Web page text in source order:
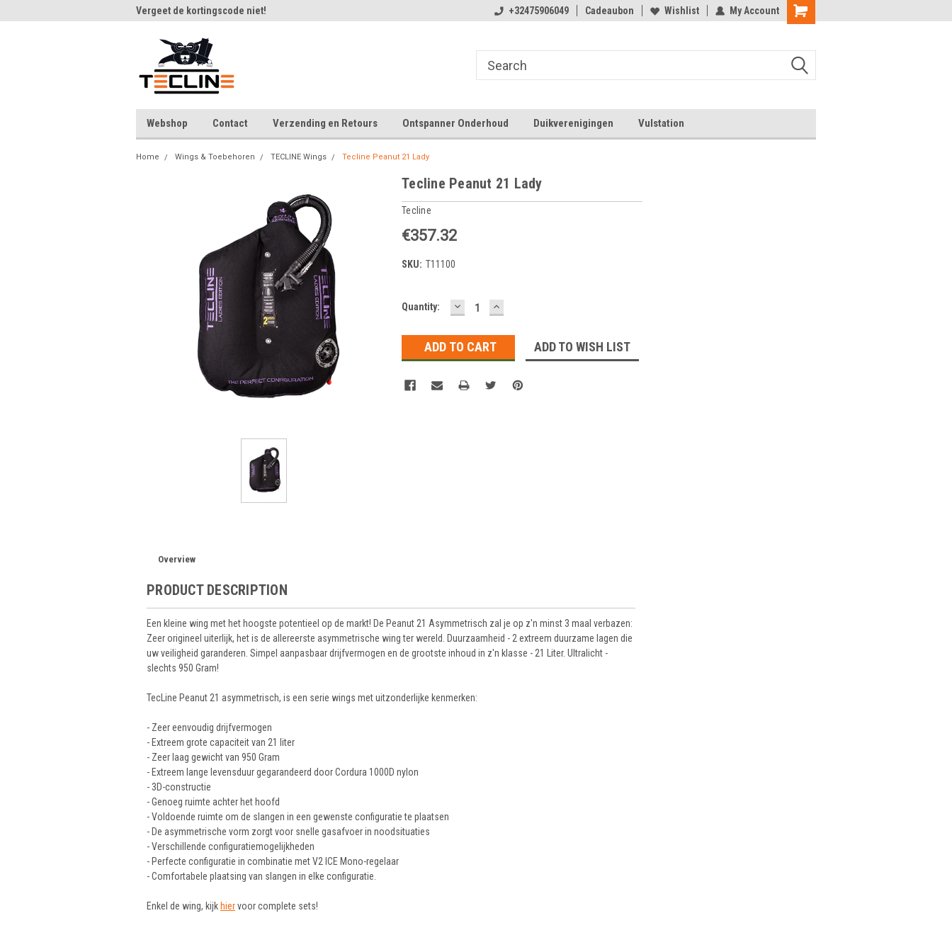
Vergeet de kortingscode niet! Welkom bij Tecline.be Vergeet de kortingscode niet! Veel winkelplezier
+32475906049 Cadeaubon Wishlist My Account
Webshop Contact Verzending en Retours Ontspanner Onderhoud Duikverenigingen Vulstation
Home Wings & Toebehoren TECLINE Wings Tecline Peanut 21 Lady
Tecline Peanut 21 Lady
Tecline
€357.32
SKU: T11100
Current
Quantity: DECREASE
QUANTITY:
INCREASE
QUANTITY:
ADD TO WISH LIST
Overview
PRODUCT DESCRIPTION
Een kleine wing met het hoogste potentieel op de markt! De Peanut 21 Asymmetrisch zal je op z'n minst 3 maal verbazen:
Zeer origineel uiterlijk, het is de allereerste asymmetrische wing ter wereld. Duurzaamheid - 2 extreem duurzame lagen die
uw veiligheid garanderen. Simpel aanpasbaar drijfvermogen en de grootste inhoud in z'n klasse - 21 Liter. Ultralicht -
slechts 950 Gram!
TecLine Peanut 21 asymmetrisch, is een serie wings met uitzonderlijke kenmerken:
- Zeer eenvoudig drijfvermogen
- Extreem grote capaciteit van 21 liter
- Zeer laag gewicht van 950 Gram
- Extreem lange levensduur gegarandeerd door Cordura 1000D nylon
- 3D-constructie
- Genoeg ruimte achter het hoofd
- Voldoende ruimte om de slangen in een gewenste configuratie te plaatsen
- De asymmetrische vorm zorgt voor snelle gasafvoer in noodsituaties
- Verschillende configuratiemogelijkheden
- Perfecte configuratie in combinatie met V2 ICE Mono-regelaar
- Comfortabele plaatsing van slangen in elke configuratie.
Enkel de wing, kijk hiervoor complete sets!